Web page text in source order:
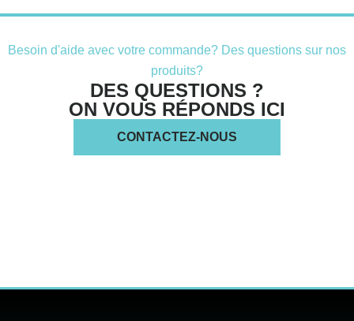
Besoin d'aide avec votre commande? Des questions sur nos
produits?
DES QUESTIONS ?
ON VOUS RÉPONDS ICI
CONTACTEZ-NOUS